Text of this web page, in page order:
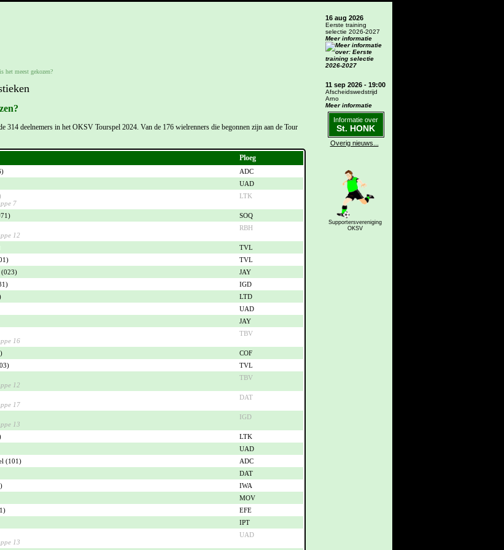
het meest gekozen?
314 deelnemers in het OKSV Tourspel 2024. Van de 176 wielrenners die begonnen zijn aan de Tour
Ploeg
ADC
UAD
7
LTK
SOQ
12
RBH
TVL
TVL
(023)
JAY
IGD
LTD
UAD
JAY
16
TBV
COF
TVL
12
TBV
17
DAT
13
IGD
LTK
UAD
(101)
ADC
DAT
IWA
MOV
EFE
IPT
13
UAD
16 aug 2026
Eerste training
selectie 2026-2027
Meer informatie
11 sep 2026 - 19:00
Afscheidswedstrijd
Arno
Meer informatie
Informatie over
St. HONK
Overig nieuws...
Supportersvereniging
OKSV